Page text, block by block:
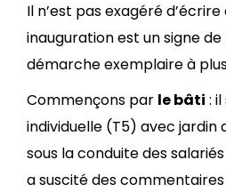
Il n’est pas exagéré
inauguration est un signe de
démarche exemplaire à
Commençons par le bâti :
individuelle (T5) avec jardin
sous la conduite des salariés
a suscité des